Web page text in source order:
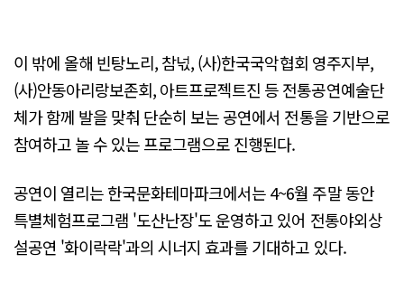
이 밖에 올해 빈탕노리, 참넋, (사)한국국악협회 영주지부,
(사)안동아리랑보존회, 아트프로젝트진 등 전통공연예술단
체가 함께 발을 맞춰 단순히 보는 공연에서 전통을 기반으로
참여하고 놀 수 있는 프로그램으로 진행된다.
공연이 열리는 한국문화테마파크에서는 4~6월 주말 동안
특별체험프로그램 '도산난장'도 운영하고 있어 전통야외상
설공연 '화이락락'과의 시너지 효과를 기대하고 있다.